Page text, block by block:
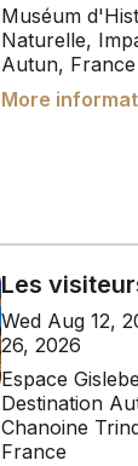
Muséum
Naturelle,
Autun, France
More
Les
Wed Aug 12,
26, 2026
Espace
Destination
Chanoine
France